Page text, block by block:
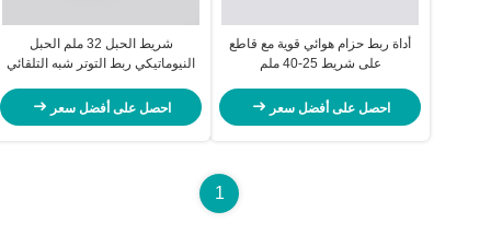
أداة ربط حزام هوائي قوية مع قاطع
على شريط 25-40 ملم
احصل على أفضل سعر
شريط الحبل 32 ملم الحبل
النيوماتيكي ربط التوتر شبه التلقائي
احصل على أفضل سعر
1